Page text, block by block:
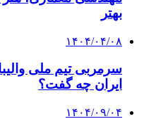
بهتر
۱۴۰۴/۰۴/۰۸
سرمربی تیم ملی
ایران چه گفت؟
۱۴۰۴/۰۹/۰۴